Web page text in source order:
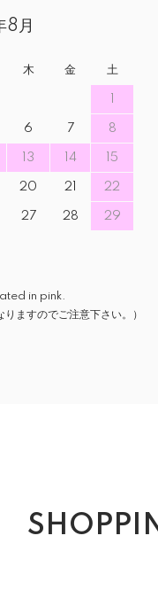
月
木 金 土
6 7 8
13 14 15
20 21 22
27 28 29
in pink.
ますのでご注意下さい。）